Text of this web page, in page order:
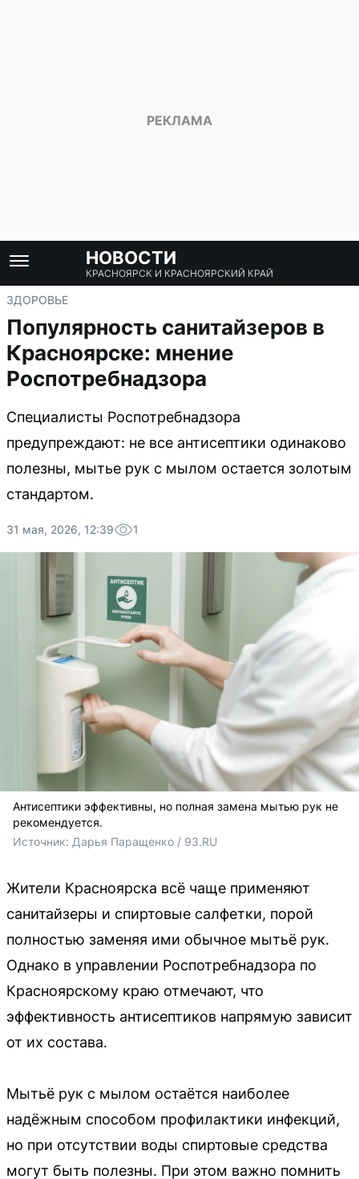
НОВОСТИ
КРАСНОЯРСК И КРАСНОЯРСКИЙ КРАЙ
ЗДОРОВЬЕ
Популярность санитайзеров в
Красноярске: мнение
Роспотребнадзора
Специалисты Роспотребнадзора
предупреждают: не все антисептики одинаково
полезны, мытье рук с мылом остается золотым
стандартом.
31 мая, 2026, 12:39 1
Антисептики эффективны, но полная замена мытью рук не
рекомендуется.
Источник: Дарья Паращенко / 93.RU
Жители Красноярска всё чаще применяют
санитайзеры и спиртовые салфетки, порой
полностью заменяя ими обычное мытьё рук.
Однако в управлении Роспотребнадзора по
Красноярскому краю отмечают, что
эффективность антисептиков напрямую зависит
от их состава.
Мытьё рук с мылом остаётся наиболее
надёжным способом профилактики инфекций,
но при отсутствии воды спиртовые средства
могут быть полезны. При этом важно помнить